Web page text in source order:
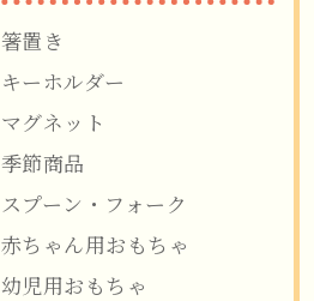
箸置き
キーホルダー
マグネット
季節商品
スプーン・フォーク
赤ちゃん用おもちゃ
幼児用おもちゃ